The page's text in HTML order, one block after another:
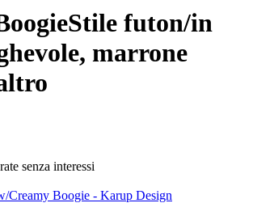
Stile futon/in
marrone
senza interessi
Creamy Boogie - Karup Design